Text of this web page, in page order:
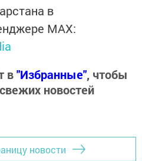
в
MАХ:
в"Избранные", чтобы
новостей
новости